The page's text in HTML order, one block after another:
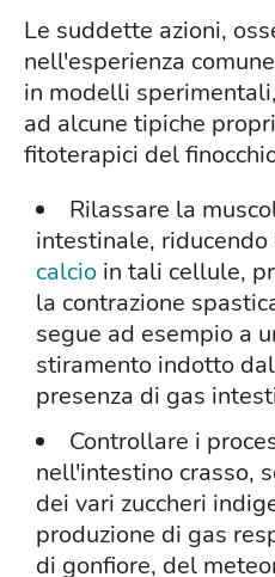
Le suddette azioni,
nell'esperienza
in modelli
ad alcune tipiche
fitoterapici del
Rilassare la
intestinale,
calcio in tali cellule,
la contrazione
segue ad esempio a
stiramento indotto
presenza di gas
Controllare i
nell'intestino crasso,
dei vari zuccheri
produzione di gas
di gonfiore, del